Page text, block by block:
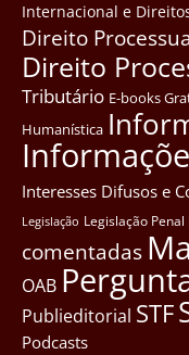
Internacional e
Direito
Direito
Tributário E-books
Humanística
Interesses Difusos e
Legislação Legislação Penal
comentadas
OAB
Publieditorial STF
Podcasts